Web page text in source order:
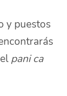
y puestos
pani ca